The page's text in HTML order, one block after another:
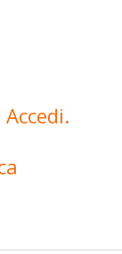
Accedi.